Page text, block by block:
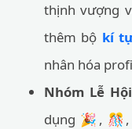
thịnh vượng
thêm bộ kí
nhân hóa
Nhóm Lễ
dụng 🎉,